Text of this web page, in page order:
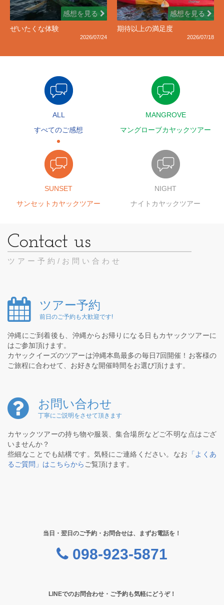
感想を見る
ぜいたくな体験
2026/07/24
感想を見る
期待以上の満足度
2026/07/18
ALL
すべてのご感想
MANGROVE
マングローブカヤックツアー
SUNSET
サンセットカヤックツアー
NIGHT
ナイトカヤックツアー
ツアー予約/お問い合わせ
ツアー予約
前日のご予約も大歓迎です!
沖縄にご到着後も、沖縄からお帰りになる日もカヤックツアーに
はご参加頂けます。
カヤックイーズのツアーは沖縄本島最多の毎日7回開催！お客様の
ご旅程に合わせて、お好きな開催時間をお選び頂けます。
お問い合わせ
丁寧にご説明をさせて頂きます
カヤックツアーの持ち物や服装、集合場所などご不明な点はござ
いませんか？
些細なことでも結構です。気軽にご連絡ください。なお
「よくあ
るご質問」はこちらから ご覧頂けます。
当日・翌日のご予約・お問合せは、まずお電話を！
098-923-5871
LINEでのお問合わせ・ご予約も気軽にどうぞ！